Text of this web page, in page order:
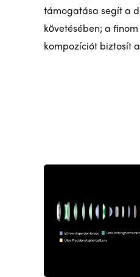
támogatása segít a
követésében; a
kompozíciót biztosít